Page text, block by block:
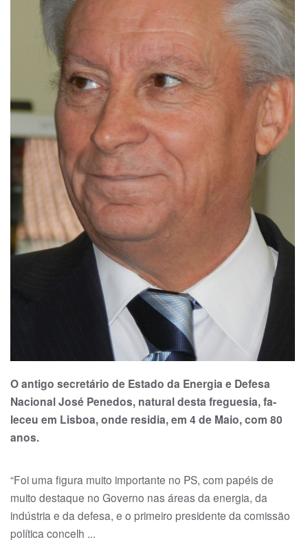
O antigo secretário de Estado da Energia e Defesa
Nacional José Penedos, natural desta freguesia, fa­
leceu em Lisboa, onde residia, em 4 de Maio, com 80
anos.
“Foi uma figura muito importante no PS, com papéis de
muito destaque no Governo nas áreas da energia, da
indústria e da defesa, e o primeiro presidente da comissão
política concelh ...